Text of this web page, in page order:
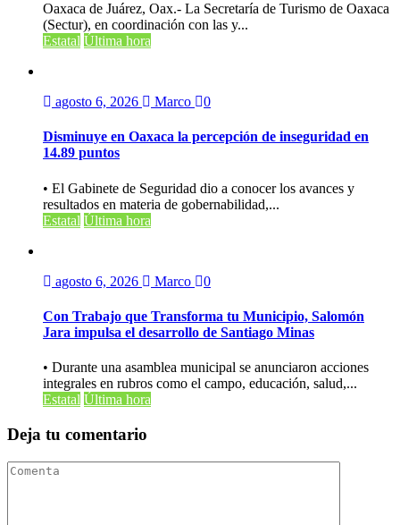
Oaxaca de Juárez, Oax.- La Secretaría de Turismo de Oaxaca
(Sectur), en coordinación con las y...
Estatal Última hora
agosto 6, 2026 Marco 0
Disminuye en Oaxaca la percepción de inseguridad en
14.89 puntos
• El Gabinete de Seguridad dio a conocer los avances y
resultados en materia de gobernabilidad,...
Estatal Última hora
agosto 6, 2026 Marco 0
Con Trabajo que Transforma tu Municipio, Salomón
Jara impulsa el desarrollo de Santiago Minas
• Durante una asamblea municipal se anunciaron acciones
integrales en rubros como el campo, educación, salud,...
Estatal Última hora
Deja tu comentario